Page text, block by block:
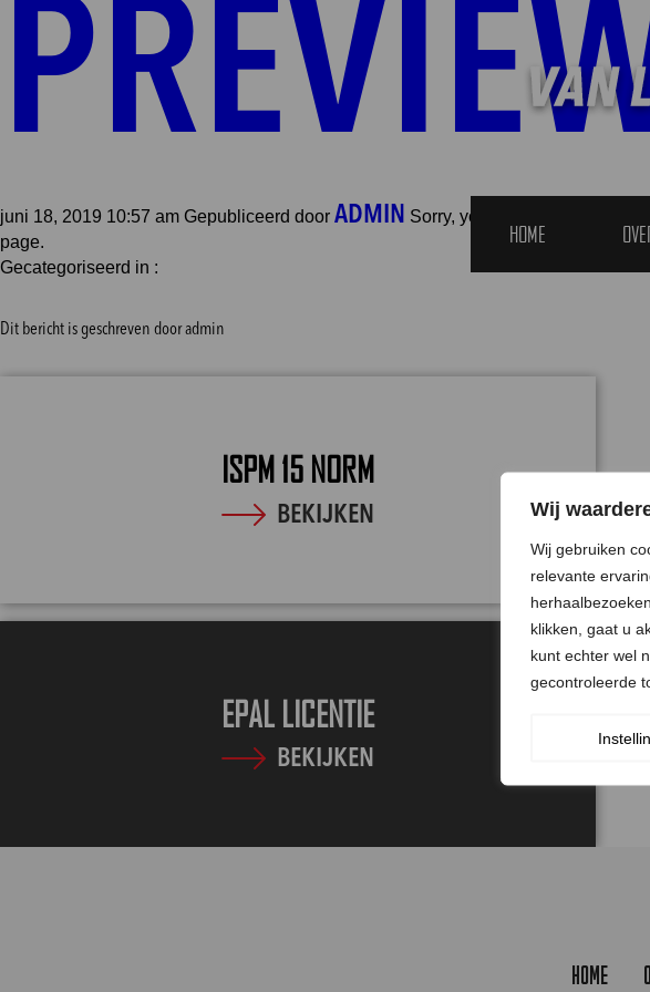
Wij
Wij gebruiken
relevante
klikken, gaat u
kunt echter wel
gecontroleerde
HOME
juni 18, 2019 10:57 am Gepubliceerd door ADMIN Sorry, you are not allowed to
page.
Gecategoriseerd in :
Dit bericht is geschreven door admin
ISPM 15 NORM
BEKIJKEN
EPAL LICENTIE
BEKIJKEN
HOME